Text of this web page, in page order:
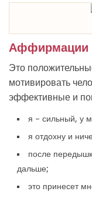
Аффирмации
Это
мотивировать
эффективные и
я – сильный, у
я отдохну и
после
дальше;
это принесет